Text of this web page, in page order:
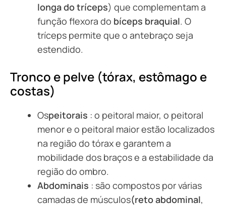
longa do tríceps) que complementam a
função flexora do bíceps braquial. O
tríceps permite que o antebraço seja
estendido.
Tronco e pelve (tórax, estômago e
costas)
Ospeitorais : o peitoral maior, o peitoral
menor e o peitoral maior estão localizados
na região do tórax e garantem a
mobilidade dos braços e a estabilidade da
região do ombro.
Abdominais : são compostos por várias
camadas de músculos(reto abdominal,